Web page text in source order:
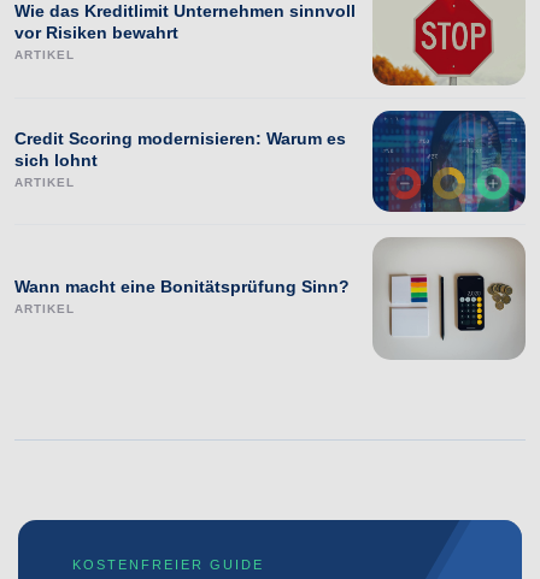
Wie das Kreditlimit Unternehmen sinnvoll
vor Risiken bewahrt
ARTIKEL
Credit Scoring modernisieren: Warum es
sich lohnt
ARTIKEL
Wann macht eine Bonitätsprüfung Sinn?
ARTIKEL
KOSTENFREIER GUIDE